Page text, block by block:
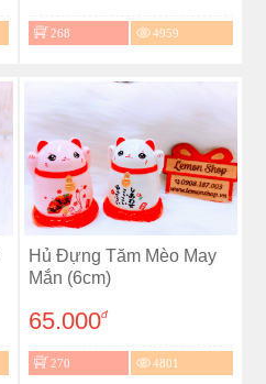
268 4959
Hủ Đựng Tăm Mèo May
Mắn (6cm)
65.000đ
270 4801